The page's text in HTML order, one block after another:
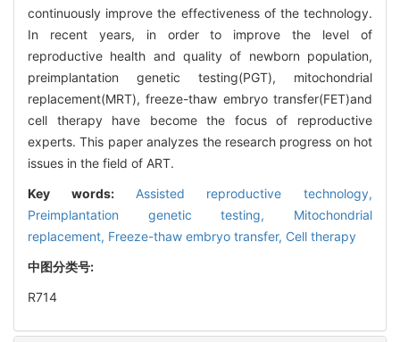
continuously improve the effectiveness of the technology.
In recent years, in order to improve the level of
reproductive health and quality of newborn population,
preimplantation genetic testing(PGT), mitochondrial
replacement(MRT), freeze-thaw embryo transfer(FET)and
cell therapy have become the focus of reproductive
experts. This paper analyzes the research progress on hot
issues in the field of ART.
Key words: Assisted reproductive technology,
Preimplantation genetic testing, Mitochondrial
replacement, Freeze-thaw embryo transfer, Cell therapy
中图分类号:
R714